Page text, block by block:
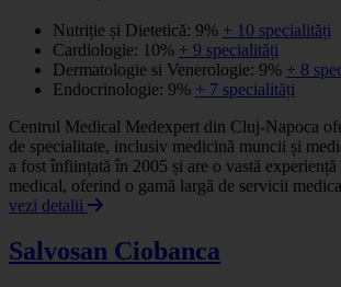
Nutriție și Dietetică: 9% + 10 specialități
Cardiologie: 10% + 9 specialități
Dermatologie si Venerologie: 9% + 8
Endocrinologie: 9% + 7 specialități
Centrul Medical Medexpert din Cluj-Napoca
de specialitate, inclusiv medicină muncii și
a fost înființată în 2005 și are o vastă
medical, oferind o gamă largă de servicii
vezi detalii
Salvosan Ciobanca